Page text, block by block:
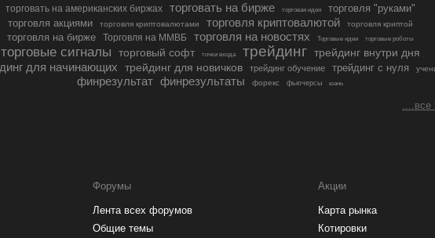
торговать на американских биржах торговать на бирже торговая идея
торговля "руками"
торговля акциями
торговля криптовалютами торговля криптовалютой торговля криптой
торговля на бирже Торговля на ММВБ торговля на новостях Торговые идеи торговые роботы
торговые сигналы торговый софт точки входа трейдинг трейдинг внутри дня
для начинающих трейдинг для новичков трейдинг обучение трейдинг с нуля
финрезультат финрезультаты форекс фьючерсы юань
....все
Форумы
Лента всех форумов
Общие темы
Акции
Карта рынка
Котировки